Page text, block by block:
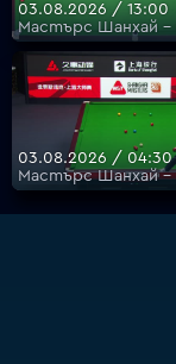
03.08.2026 / 13:00
Мастърс Шанхай -
03.08.2026 / 04:30
Мастърс Шанхай -